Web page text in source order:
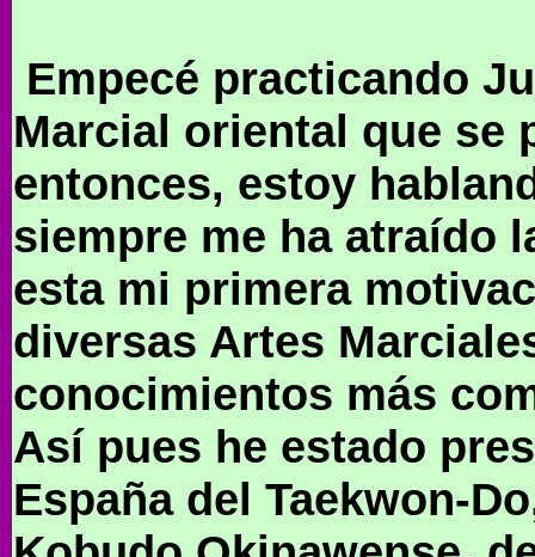
Empecé practicando
Marcial oriental que se
entonces, estoy
siempre me ha atraído
esta mi primera
diversas Artes
conocimientos más
Así pues he estado
España del Taekwon-